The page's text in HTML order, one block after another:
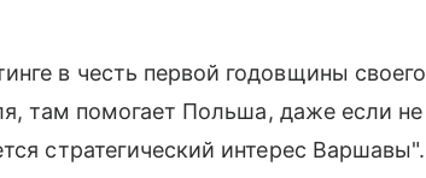
в честь первой годовщины своего
там помогает Польша, даже если не
стратегический интерес Варшавы".